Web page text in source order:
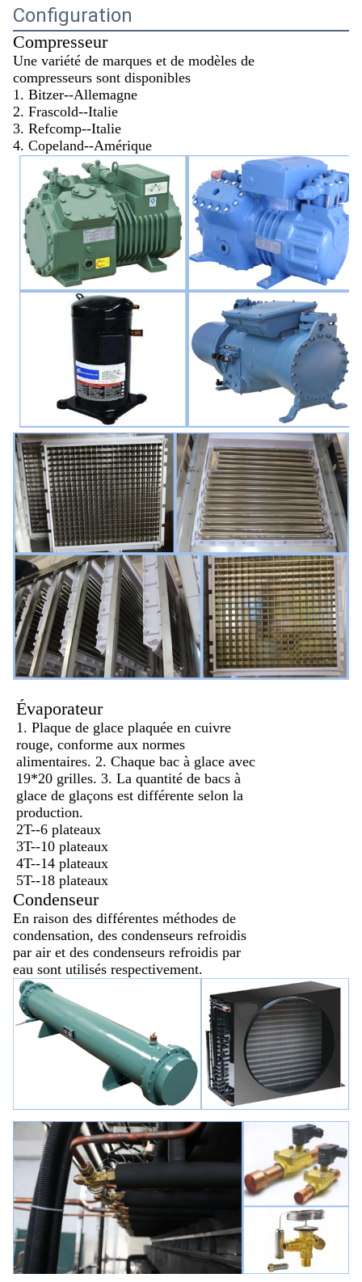
Configuration
Compresseur
Une variété de marques et de modèles de
compresseurs sont disponibles
1. Bitzer--Allemagne
2. Frascold--Italie
3. Refcomp--Italie
4. Copeland--Amérique
Évaporateur
1. Plaque de glace plaquée en cuivre
rouge, conforme aux normes
alimentaires. 2. Chaque bac à glace avec
19*20 grilles. 3. La quantité de bacs à
glace de glaçons est différente selon la
production.
2T--6 plateaux
3T--10 plateaux
4T--14 plateaux
5T--18 plateaux
Condenseur
En raison des différentes méthodes de
condensation, des condenseurs refroidis
par air et des condenseurs refroidis par
eau sont utilisés respectivement.